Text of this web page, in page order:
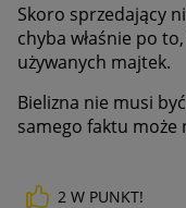
Skoro sprzedający
chyba właśnie po
używanych majtek.
Bielizna nie musi
samego faktu może
2 W PUNKT!